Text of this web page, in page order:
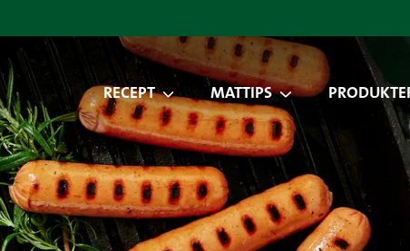
RECEPT MATTIPS